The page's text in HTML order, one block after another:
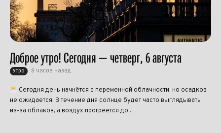
Доброе утро! Сегодня — четверг, 6 августа
Утро 8 часов назад
Сегодня день начнётся с переменной облачности, но осадков
не ожидается. В течение дня солнце будет часто выглядывать
из-за облаков, а воздух прогреется до...